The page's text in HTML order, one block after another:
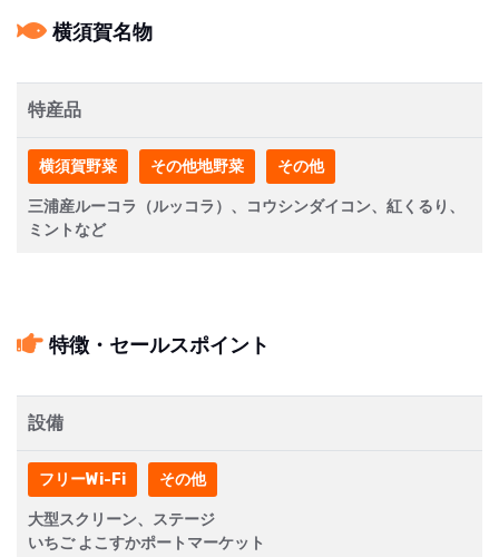
横須賀名物
特産品
横須賀野菜 その他地野菜 その他
三浦産ルーコラ（ルッコラ）、コウシンダイコン、紅くるり、
ミントなど
特徴・セールスポイント
設備
フリーWi-Fi その他
大型スクリーン、ステージ
いちご よこすかポートマーケット